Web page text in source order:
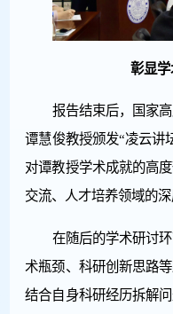
彰显
报告结束后，国家
谭慧俊教授颁发“凌云讲
对谭教授学术成就的高
交流、人才培养领域的深
在随后的学术研讨
术瓶颈、科研创新思路
结合自身科研经历拆解